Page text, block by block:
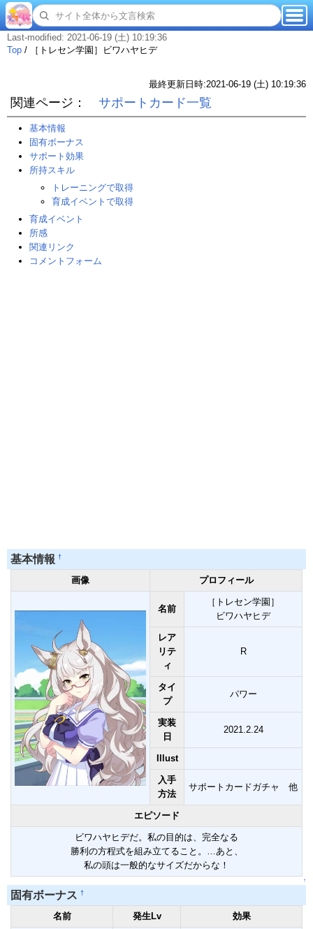
Last-modified: 2021-06-19 (土) 10:19:36
Top / ［トレセン学園］ビワハヤヒデ
最終更新日時:2021-06-19 (土) 10:19:36
関連ページ： サポートカード一覧
基本情報
固有ボーナス
サポート効果
所持スキル
トレーニングで取得
育成イベントで取得
育成イベント
所感
関連リンク
コメントフォーム
基本情報 †
画像 プロフィール
名前
［トレセン学園］
ビワハヤヒデ
レア
リテ
ィ
R
タイ
プ
パワー
実装
日
2021.2.24
Illust
入手
方法
サポートカードガチャ 他
エピソード
ビワハヤヒデだ。私の目的は、完全なる
勝利の方程式を組み立てること。…あと、
私の頭は一般的なサイズだからな！
↑
固有ボーナス †
名前 発生Lv 効果